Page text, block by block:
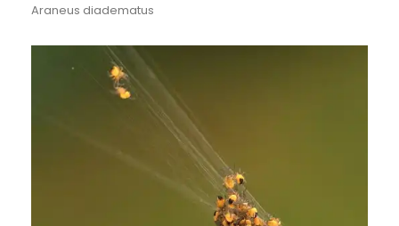
Araneus diadematus